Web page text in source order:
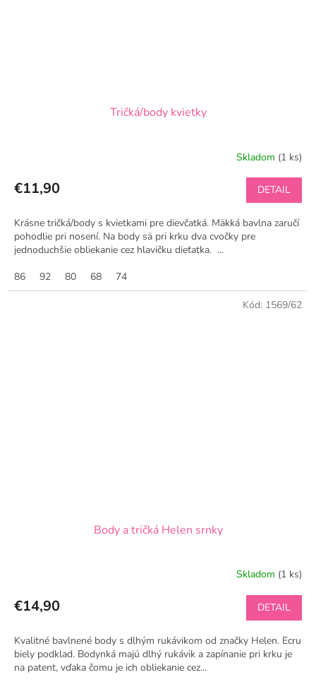
Tričká/body kvietky
Skladom (1 ks)
€11,90 DETAIL
Krásne tričká/body s kvietkami pre dievčatká. Mäkká bavlna zaručí
pohodlie pri nosení. Na body sä pri krku dva cvočky pre
jednoduchšie obliekanie cez hlavičku dieťatka. ...
86
92 80 68 74
Body a tričká Helen srnky
Skladom (1 ks)
€14,90 DETAIL
Kvalitné bavlnené body s dlhým rukávikom od značky Helen. Ecru
biely podklad. Bodynká majú dlhý rukávik a zapínanie pri krku je
na patent, vďaka čomu je ich obliekanie cez...
Kód: 1569/62